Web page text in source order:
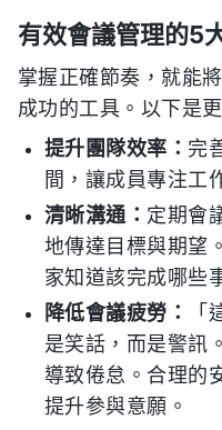
有效會議管理的5
掌握正確節奏，就能
成功的工具。以下是
提升團隊效率： 完
間，讓成員專注工
清晰溝通： 定期會
地傳達目標與期望
家知道該完成哪些
降低會議疲勞：
是笑話，而是警訊
導致倦怠。合理的
提升參與意願。